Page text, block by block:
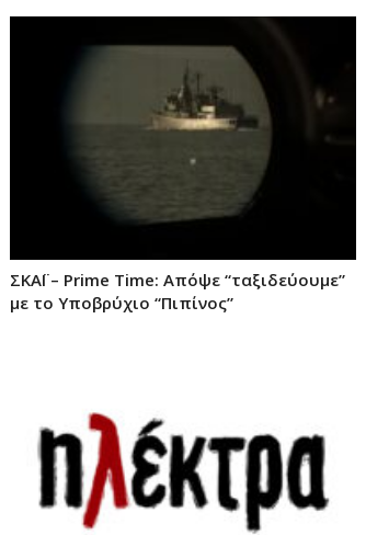
ΣΚΑΪ – Prime Time: Απόψε “ταξιδεύουμε”
με το Υποβρύχιο “Πιπίνος”